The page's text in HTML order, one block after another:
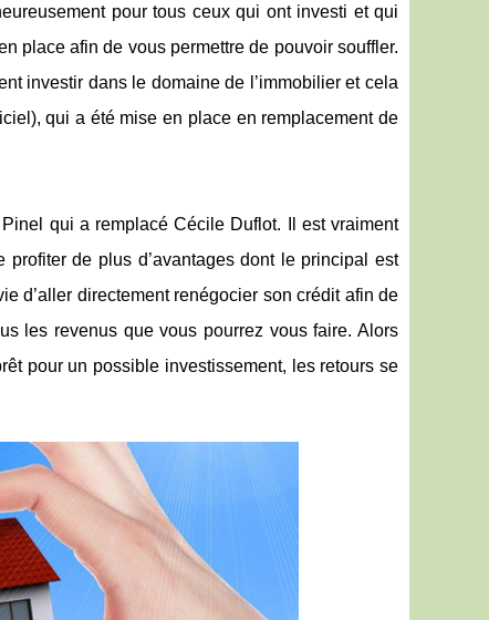
pour tous ceux qui ont investi et qui
place afin de vous permettre de pouvoir souffler.
investir dans le domaine de l’immobilier et cela
qui a été mise en place en remplacement de
qui a remplacé Cécile Duflot. Il est vraiment
de plus d’avantages dont le principal est
d’aller directement renégocier son crédit afin de
les revenus que vous pourrez vous faire. Alors
pour un possible investissement, les retours se